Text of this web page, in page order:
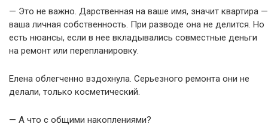
— Это не важно. Дарственная на ваше имя, значит квартира —
ваша личная собственность. При разводе она не делится. Но
есть нюансы, если в нее вкладывались совместные деньги
на ремонт или перепланировку.
Елена облегченно вздохнула. Серьезного ремонта они не
делали, только косметический.
— А что с общими накоплениями?